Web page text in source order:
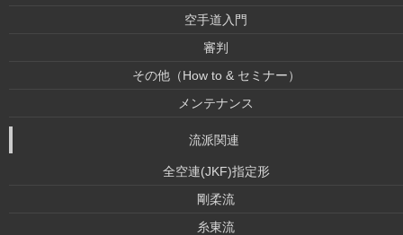
空手道入門
審判
その他（How to & セミナー）
メンテナンス
流派関連
全空連(JKF)指定形
剛柔流
糸東流